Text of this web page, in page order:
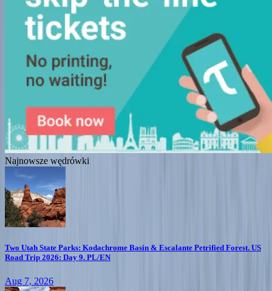
Najnowsze wędrówki
Two Utah State Parks: Kodachrome Basin & Escalante Petrified Forest. US
Road Trip 2026: Day 9. PL/EN
Aug 7, 2026